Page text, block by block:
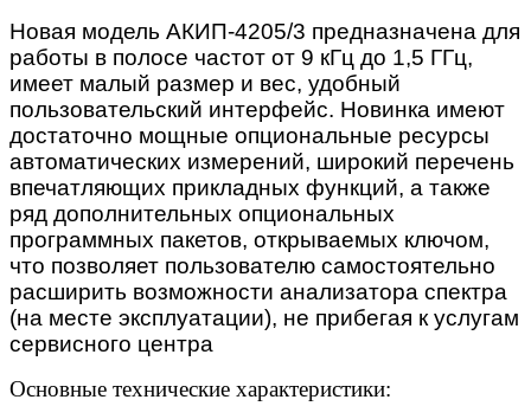
Новая модель АКИП-4205/3 предназначена для
работы в полосе частот от 9 кГц до 1,5 ГГц,
имеет малый размер и вес, удобный
пользовательский интерфейс. Новинка имеют
достаточно мощные опциональные ресурсы
автоматических измерений, широкий перечень
впечатляющих прикладных функций, а также
ряд дополнительных опциональных
программных пакетов, открываемых ключом,
что позволяет пользователю самостоятельно
расширить возможности анализатора спектра
(на месте эксплуатации), не прибегая к услугам
сервисного центра
Основные технические характеристики: